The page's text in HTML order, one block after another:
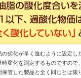
の劣化が早く進むように設定し
変化を測定するものですので、
管した製品と全く同じとは限